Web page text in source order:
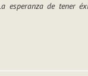
esperanza de tener